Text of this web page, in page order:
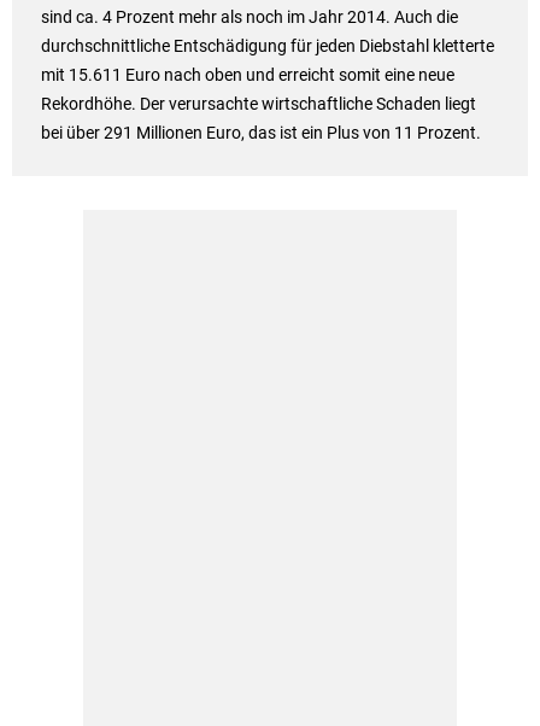
sind ca. 4 Prozent mehr als noch im Jahr 2014. Auch die
durchschnittliche Entschädigung für jeden Diebstahl kletterte
mit 15.611 Euro nach oben und erreicht somit eine neue
Rekordhöhe. Der verursachte wirtschaftliche Schaden liegt
bei über 291 Millionen Euro, das ist ein Plus von 11 Prozent.